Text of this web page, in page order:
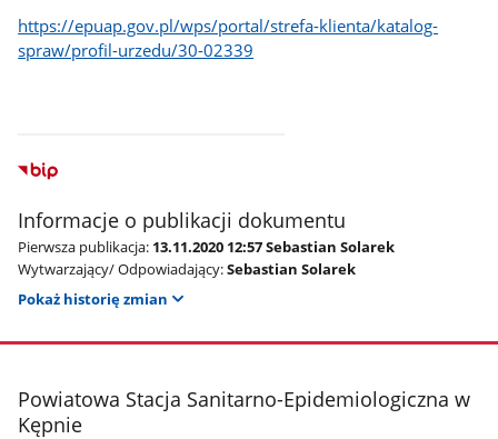
https://epuap.gov.pl/wps/portal/strefa-klienta/katalog-
spraw/profil-urzedu/30-02339
Informacje o publikacji dokumentu
Pierwsza publikacja: 13.11.2020 12:57 Sebastian Solarek
Wytwarzający/ Odpowiadający:Sebastian Solarek
Pokaż historię zmian
stopka
Powiatowa Stacja Sanitarno-Epidemiologiczna w
Kępnie